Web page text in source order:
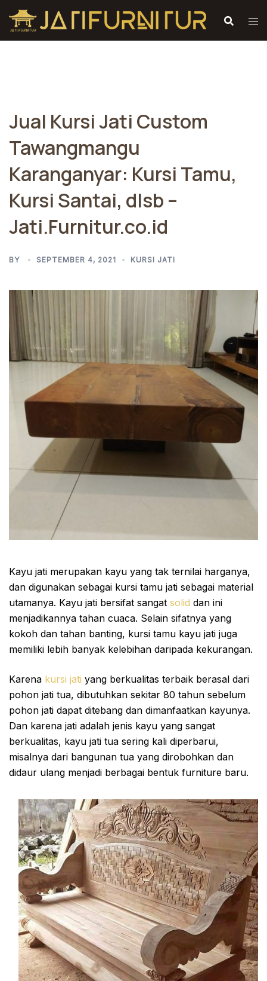
Skip
content
Jual Kursi Jati Custom
Tawangmangu
Karanganyar: Kursi Tamu,
Kursi Santai, dlsb –
Jati.Furnitur.co.id
BY SEPTEMBER 4, 2021 KURSI JATI
Kayu jati merupakan kayu yang tak ternilai harganya,
dan digunakan sebagai kursi tamu jati sebagai material
utamanya. Kayu jati bersifat sangat solid dan ini
menjadikannya tahan cuaca. Selain sifatnya yang
kokoh dan tahan banting, kursi tamu kayu jati juga
memiliki lebih banyak kelebihan daripada kekurangan.
Karena kursi jati yang berkualitas terbaik berasal dari
pohon jati tua, dibutuhkan sekitar 80 tahun sebelum
pohon jati dapat ditebang dan dimanfaatkan kayunya.
Dan karena jati adalah jenis kayu yang sangat
berkualitas, kayu jati tua sering kali diperbarui,
misalnya dari bangunan tua yang dirobohkan dan
didaur ulang menjadi berbagai bentuk furniture baru.